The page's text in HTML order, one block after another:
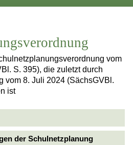
vom
S. 395), die zuletzt durch
vom 8. Juli 2024 (SächsGVBl.
ist
der Schulnetzplanung